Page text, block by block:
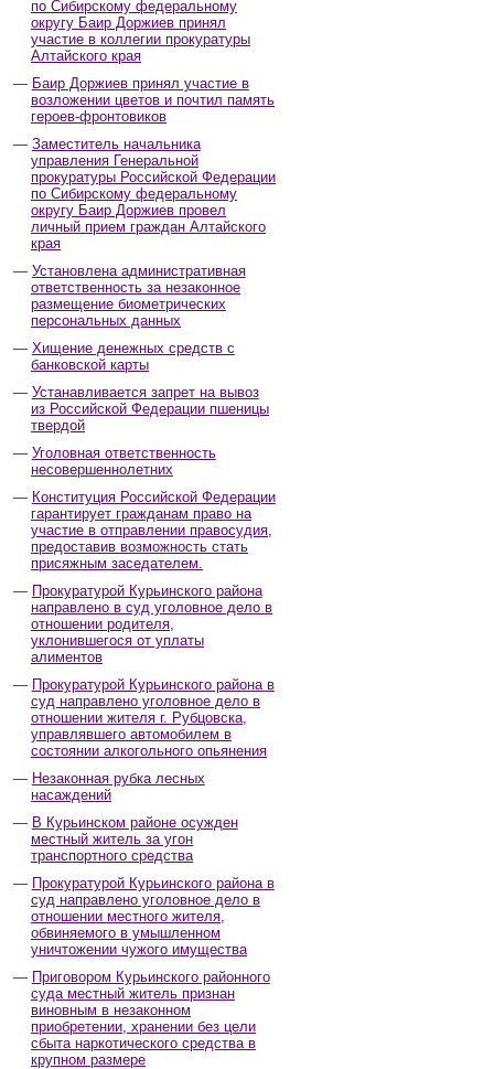
по Сибирскому федеральному
округу Баир Доржиев принял
участие в коллегии прокуратуры
Алтайского края
Баир Доржиев принял участие в
возложении цветов и почтил память
героев-фронтовиков
Заместитель начальника
управления Генеральной
прокуратуры Российской Федерации
по Сибирскому федеральному
округу Баир Доржиев провел
личный прием граждан Алтайского
края
Установлена административная
ответственность за незаконное
размещение биометрических
персональных данных
Хищение денежных средств с
банковской карты
Устанавливается запрет на вывоз
из Российской Федерации пшеницы
твердой
Уголовная ответственность
несовершеннолетних
Конституция Российской Федерации
гарантирует гражданам право на
участие в отправлении правосудия,
предоставив возможность стать
присяжным заседателем.
Прокуратурой Курьинского района
направлено в суд уголовное дело в
отношении родителя,
уклонившегося от уплаты
алиментов
Прокуратурой Курьинского района в
суд направлено уголовное дело в
отношении жителя г. Рубцовска,
управлявшего автомобилем в
состоянии алкогольного опьянения
Незаконная рубка лесных
насаждений
В Курьинском районе осужден
местный житель за угон
транспортного средства
Прокуратурой Курьинского района в
суд направлено уголовное дело в
отношении местного жителя,
обвиняемого в умышленном
уничтожении чужого имущества
Приговором Курьинского районного
суда местный житель признан
виновным в незаконном
приобретении, хранении без цели
сбыта наркотического средства в
крупном размере